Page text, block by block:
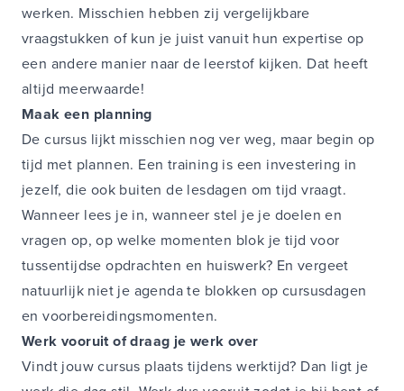
werken. Misschien hebben zij vergelijkbare
vraagstukken of kun je juist vanuit hun expertise op
een andere manier naar de leerstof kijken. Dat heeft
altijd meerwaarde!
Maak een planning
De cursus lijkt misschien nog ver weg, maar begin op
tijd met plannen. Een training is een investering in
jezelf, die ook buiten de lesdagen om tijd vraagt.
Wanneer lees je in, wanneer stel je je doelen en
vragen op, op welke momenten blok je tijd voor
tussentijdse opdrachten en huiswerk? En vergeet
natuurlijk niet je agenda te blokken op cursusdagen
en voorbereidingsmomenten.
Werk vooruit of draag je werk over
Vindt jouw cursus plaats tijdens werktijd? Dan ligt je